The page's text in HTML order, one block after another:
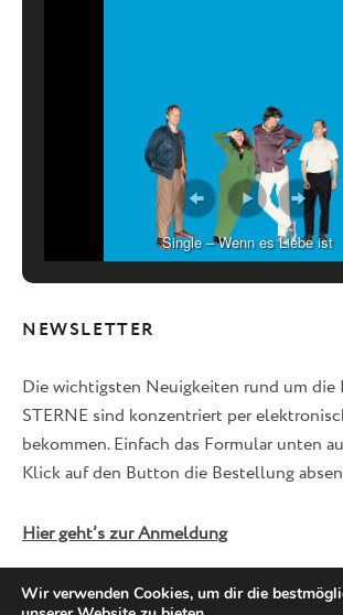
Single – Wenn es Liebe ist
NEWSLETTER
Die wichtigsten Neuigkeiten rund um die
STERNE sind konzentriert per
bekommen. Einfach das Formular unten
Klick auf den Button die Bestellung
Hier geht’s zur Anmeldung
Wir verwenden Cookies, um dir die